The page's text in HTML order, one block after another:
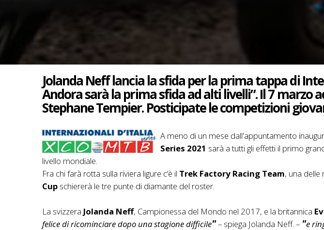
Jolanda Neff lancia la sfida per la prima tappa di
Andora sarà la prima sfida ad alti livelli”. Il 7 marzo
Stephane Tempier. Posticipate le competizioni
A meno di un mese dall'appuntamento
Series 2021 sarà a tutti gli effetti il primo
livello mondiale.
Fra chi farà rotta sulla riviera ligure c’è il Trek Factory Racing Team, una delle
Cup schiererà le tre punte di diamante del roster.
La svizzera Jolanda Neff, Campionessa del Mondo nel 2017, e la britannica
felice di ricominciare dopo una stagione difficile – spiega Jolanda Neff. – e